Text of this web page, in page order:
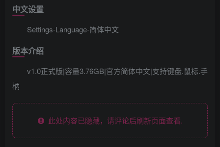
中文设置
Settings-Language-简体中文
版本介绍
v1.0正式版|容量3.76GB|官方简体中文|支持键盘.鼠标.手
柄
此处内容已隐藏，请评论后刷新页面查看.